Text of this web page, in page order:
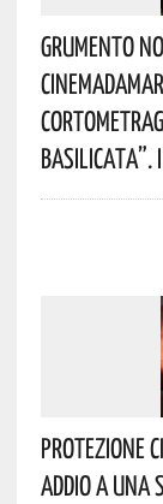
Grumento
Basilicata”.
Protezione
Addio A